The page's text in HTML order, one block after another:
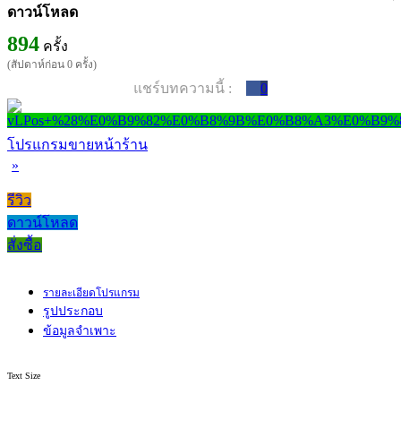
ดาวน์โหลด
894 ครั้ง
(สัปดาห์ก่อน 0 ครั้ง)
แชร์บทความนี้ : 0
โปรแกรมขายหน้าร้าน
»
รีวิว
ดาวน์โหลด
สั่งซื้อ
รายละเอียดโปรแกรม
รูปประกอบ
ข้อมูลจำเพาะ
Text Size